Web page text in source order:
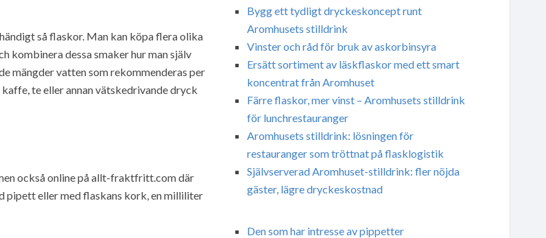
så flaskor. Man kan köpa flera olika
kombinera dessa smaker hur man själv
mängder vatten som rekommenderas per
te eller annan vätskedrivande dryck
också online på allt-fraktfritt.com där
pipett eller med flaskans kork, en milliliter
Bygg ett tydligt dryckeskoncept runt
Aromhusets stilldrink
Vinster och råd för bruk av askorbinsyra
Ersätt sortiment av läskflaskor med ett smart
koncentrat från Aromhuset
Färre flaskor, mer vinst – Aromhusets stilldrink
för lunchrestauranger
Aromhusets stilldrink: lösningen för
restauranger som tröttnat på flasklogistik
Självserverad Aromhuset-stilldrink: fler nöjda
gäster, lägre dryckeskostnad
Den som har intresse av pippetter